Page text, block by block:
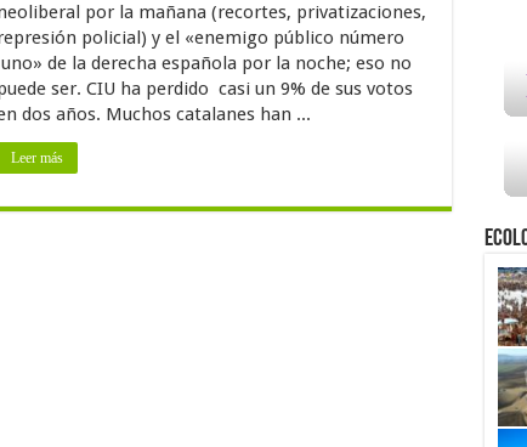
por la mañana (recortes, privatizaciones,
policial) y el «enemigo público número
uno» de la derecha española por la noche; eso no
ser. CIU ha perdido casi un 9% de sus votos
dos años. Muchos catalanes han ...
Leer más